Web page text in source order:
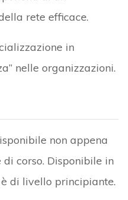
rete efficace.
in
nelle organizzazioni.
non appena
corso. Disponibile in
di livello principiante.